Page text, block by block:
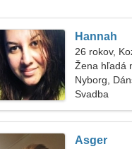
Hannah
26 rokov,
Žena hľadá
Nyborg,
Svadba
Asger